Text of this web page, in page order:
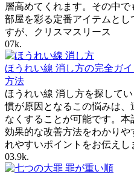
層高めてくれます。その中
部屋を彩る定番アイテムと
すが、クリスマスリース
07k.
ほうれい線 消し方の完全ガ
方法
ほうれい線 消し方を探して
慣が原因となるこの悩みは
なくすることが可能です。
効果的な改善方法をわかり
れやすいポイントをお伝えし
03.9k.